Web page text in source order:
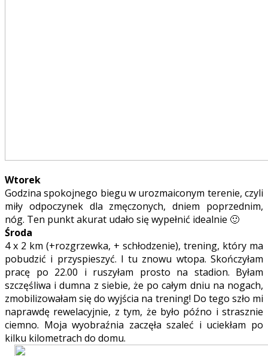
Wtorek
Godzina spokojnego biegu w urozmaiconym terenie, czyli
miły odpoczynek dla zmęczonych, dniem poprzednim,
nóg. Ten punkt akurat udało się wypełnić idealnie 🙂
Środa
4 x 2 km (+rozgrzewka, + schłodzenie), trening, który ma
pobudzić i przyspieszyć. I tu znowu wtopa. Skończyłam
pracę po 22.00 i ruszyłam prosto na stadion. Byłam
szczęśliwa i dumna z siebie, że po całym dniu na nogach,
zmobilizowałam się do wyjścia na trening! Do tego szło mi
naprawdę rewelacyjnie, z tym, że było późno i strasznie
ciemno. Moja wyobraźnia zaczęła szaleć i uciekłam po
kilku kilometrach do domu.